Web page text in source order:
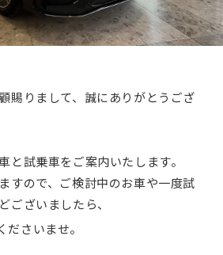
賜りまして、誠にありがとうござ
と試乗車をご案内いたします。
すので、ご検討中のお車や一度試
ございましたら、
ださいませ。